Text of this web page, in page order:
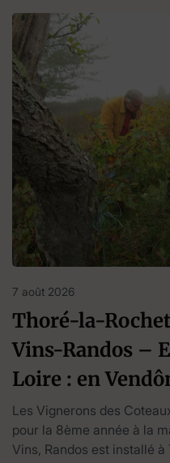
7 août 2026
Thoré-la-
Vins-Randos –
Loire : en
Les Vignerons des
pour la 8ème année à la
Vins, Randos est installé